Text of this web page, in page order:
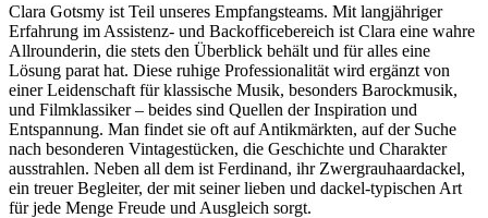
Clara Gotsmy ist Teil unseres Empfangsteams. Mit langjähriger
Erfahrung im Assistenz- und Backofficebereich ist Clara eine wahre
Allrounderin, die stets den Überblick behält und für alles eine
Lösung parat hat. Diese ruhige Professionalität wird ergänzt von
einer Leidenschaft für klassische Musik, besonders Barockmusik,
und Filmklassiker – beides sind Quellen der Inspiration und
Entspannung. Man findet sie oft auf Antikmärkten, auf der Suche
nach besonderen Vintagestücken, die Geschichte und Charakter
ausstrahlen. Neben all dem ist Ferdinand, ihr Zwergrauhaardackel,
ein treuer Begleiter, der mit seiner lieben und dackel-typischen Art
für jede Menge Freude und Ausgleich sorgt.